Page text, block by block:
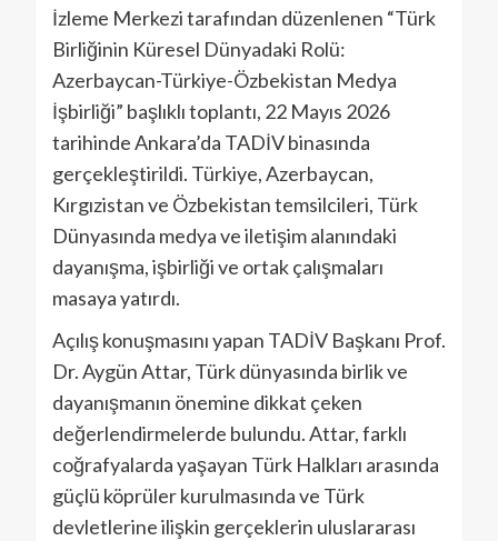
İzleme Merkezi tarafından düzenlenen “Türk
Birliğinin Küresel Dünyadaki Rolü:
Azerbaycan-Türkiye-Özbekistan Medya
İşbirliği” başlıklı toplantı, 22 Mayıs 2026
tarihinde Ankara’da TADİV binasında
gerçekleştirildi. Türkiye, Azerbaycan,
Kırgızistan ve Özbekistan temsilcileri, Türk
Dünyasında medya ve iletişim alanındaki
dayanışma, işbirliği ve ortak çalışmaları
masaya yatırdı.
Açılış konuşmasını yapan TADİV Başkanı Prof.
Dr. Aygün Attar, Türk dünyasında birlik ve
dayanışmanın önemine dikkat çeken
değerlendirmelerde bulundu. Attar, farklı
coğrafyalarda yaşayan Türk Halkları arasında
güçlü köprüler kurulmasında ve Türk
devletlerine ilişkin gerçeklerin uluslararası